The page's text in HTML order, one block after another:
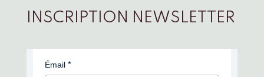
INSCRIPTION NEWSLETTER
Émail